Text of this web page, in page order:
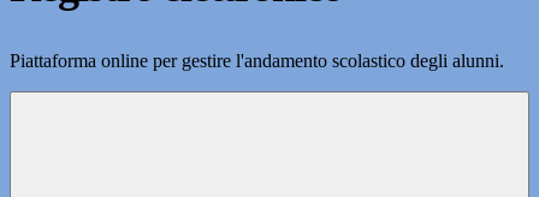
Piattaforma online per gestire l'andamento scolastico degli alunni.